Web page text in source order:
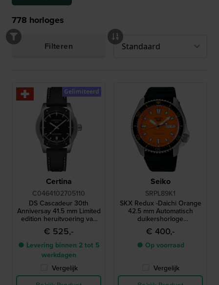
778 horloges
Filteren
Certina
C0464102705110
DS Cascadeur 30th
Anniversay 41.5 mm Limited
edition heruitvoering van
iconisch robuust
outdoorhorloge uit 1995
€ 525,-
● Levering binnen 2 tot 5
werkdagen
Vergelijk
Gelimiteerd
Seiko
SRPL89K1
SKX Redux -Daichi Orange
42.5 mm Automatisch
duikershorloge
geïnspireerd op de
legendarische SKX399 uit
1998
€ 400,-
● Op voorraad
Vergelijk